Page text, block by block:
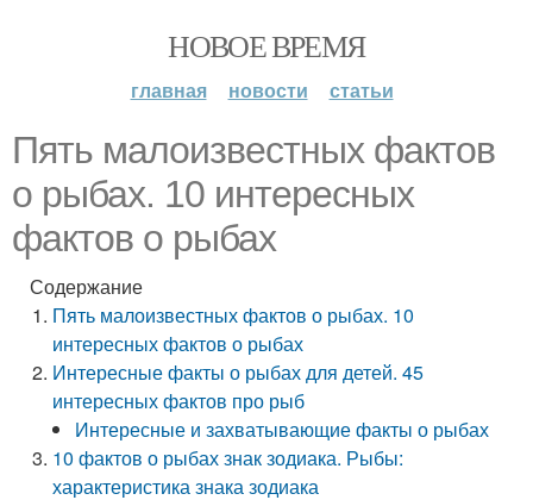
НОВОЕ ВРЕМЯ
главная новости статьи
Пять малоизвестных фактов
о рыбах. 10 интересных
фактов о рыбах
Содержание
Пять малоизвестных фактов о рыбах. 10
интересных фактов о рыбах
Интересные факты о рыбах для детей. 45
интересных фактов про рыб
Интересные и захватывающие факты о рыбах
10 фактов о рыбах знак зодиака. Рыбы:
характеристика знака зодиака